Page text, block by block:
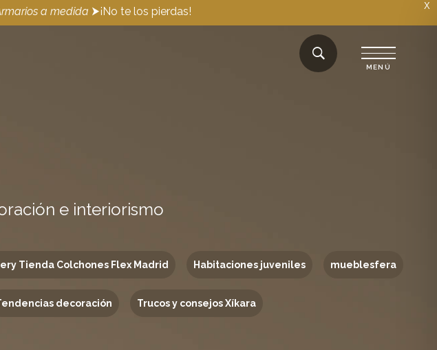
X
a medida ⮞¡No te los pierdas!
e interiorismo
Tienda Colchones Flex Madrid Habitaciones juveniles mueblesfera
decoración Trucos y consejos Xíkara